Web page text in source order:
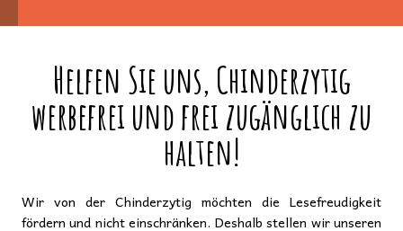
Helfen Sie uns, Chinderzytig
werbefrei und frei zugänglich zu
halten!
Wir von der Chinderzytig möchten die Lesefreudigkeit
fördern und nicht einschränken. Deshalb stellen wir unseren